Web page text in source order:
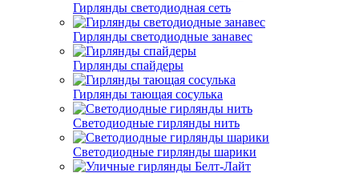
Гирлянды светодиодная сеть
Гирлянды светодиодные занавес
Гирлянды спайдеры
Гирлянды тающая сосулька
Светодиодные гирлянды нить
Светодиодные гирлянды шарики